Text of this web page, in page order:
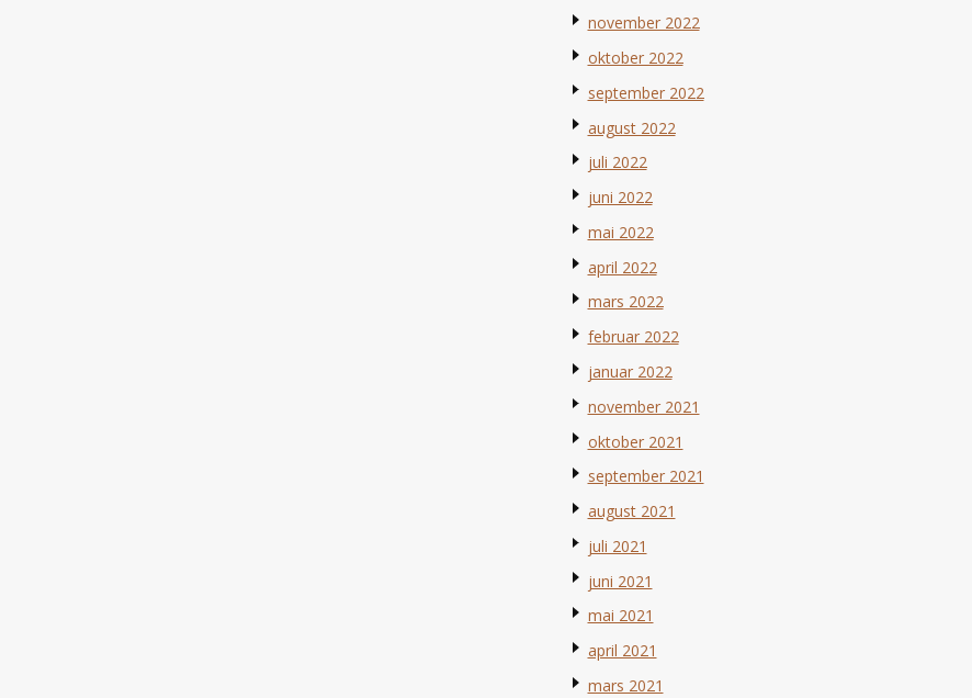
november 2022
oktober 2022
september 2022
august 2022
juli 2022
juni 2022
mai 2022
april 2022
mars 2022
februar 2022
januar 2022
november 2021
oktober 2021
september 2021
august 2021
juli 2021
juni 2021
mai 2021
april 2021
mars 2021